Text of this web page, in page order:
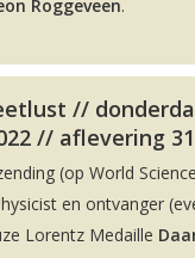
Roggeveen.
//
// aflevering
(op World
en ontvanger
Lorentz Medaille